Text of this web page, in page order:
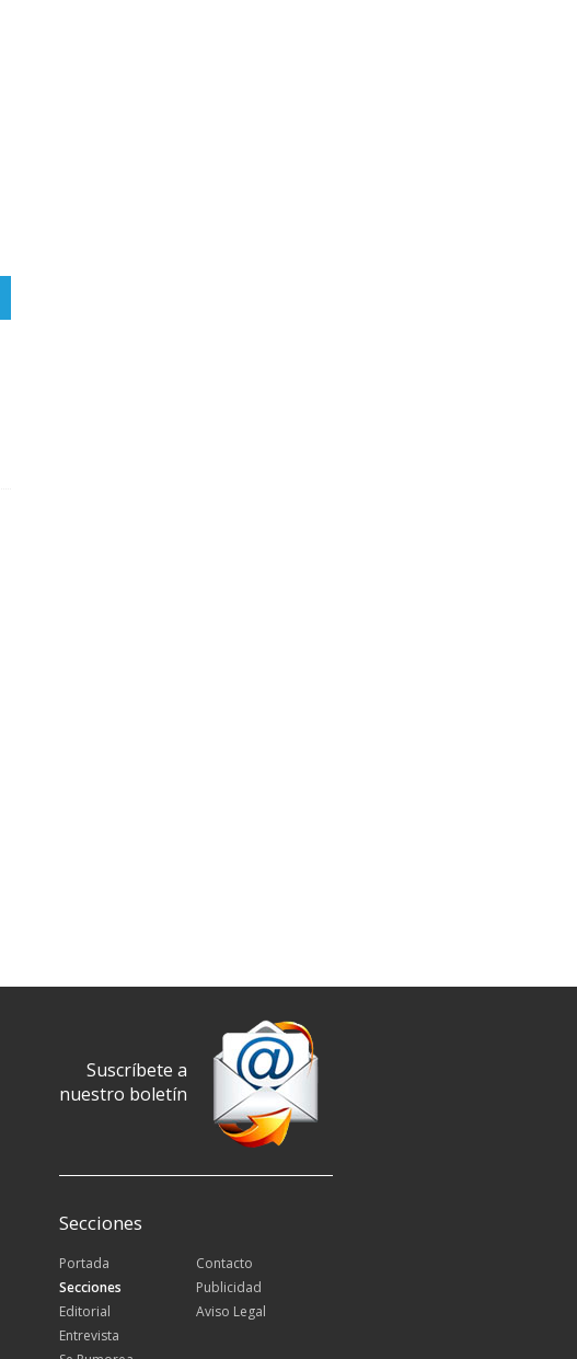
Suscríbete a
nuestro boletín
Secciones
Portada
Secciones
Editorial
Entrevista
Contacto
Publicidad
Aviso Legal